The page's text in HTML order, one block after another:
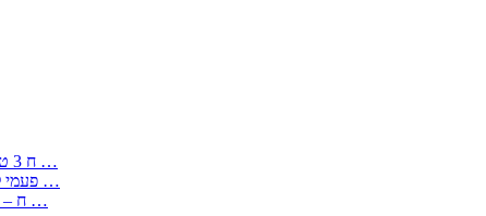
: בקשה לפטור מחובת התקנת מז;quot&ח 3 טופס מספר ים ב עותקים …
) ( פעמי להקלטת יצירות על מוצרים מכניים – טופס בקשה לאישור חד …
) 1998 ( לפי חוק חופש המידע התשנ;quot&ח – טופס בקשה לקבלת …